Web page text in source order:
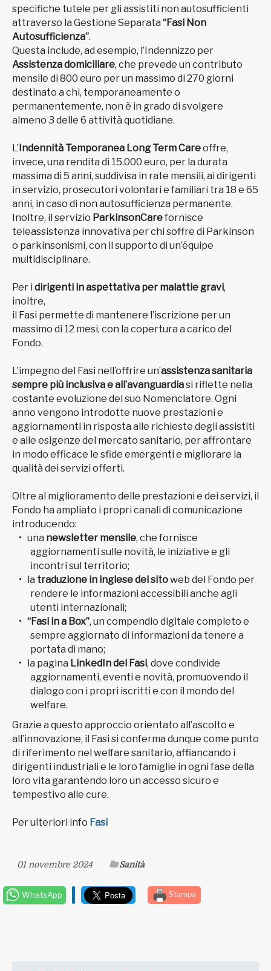
specifiche tutele per gli assistiti non autosufficienti
attraverso la Gestione Separata “Fasi Non
Autosufficienza”.
Questa include, ad esempio, l’Indennizzo per
Assistenza domiciliare, che prevede un contributo
mensile di 800 euro per un massimo di 270 giorni
destinato a chi, temporaneamente o
permanentemente, non è in grado di svolgere
almeno 3 delle 6 attività quotidiane.
L’Indennità Temporanea Long Term Careoffre,
invece, una rendita di 15.000 euro, per la durata
massima di 5 anni, suddivisa in rate mensili, ai dirigenti
in servizio, prosecutori volontari e familiari tra 18 e 65
anni, in caso di non autosufficienza permanente.
Inoltre, il servizio ParkinsonCarefornisce
teleassistenza innovativa per chi soffre di Parkinson
o parkinsonismi, con il supporto di un’équipe
multidisciplinare.
Per i dirigenti in aspettativa per malattie gravi,
inoltre,
il Fasi permette di mantenere l’iscrizione per un
massimo di 12 mesi, con la copertura a carico del
Fondo.
L’impegno del Fasi nell’offrire un’assistenza sanitaria
sempre più inclusiva e all’avanguardiasi riflette nella
costante evoluzione del suo Nomenclatore. Ogni
anno vengono introdotte nuove prestazioni e
aggiornamenti in risposta alle richieste degli assistiti
e alle esigenze del mercato sanitario, per affrontare
in modo efficace le sfide emergenti e migliorare la
qualità dei servizi offerti.
Oltre al miglioramento delle prestazioni e dei servizi, il
Fondo ha ampliato i propri canali di comunicazione
introducendo:
una newsletter mensile, che fornisce
aggiornamenti sulle novità, le iniziative e gli
incontri sul territorio;
la traduzione in inglese del sitoweb del Fondo per
rendere le informazioni accessibili anche agli
utenti internazionali;
“Fasi in a Box”, un compendio digitale completo e
sempre aggiornato di informazioni da tenere a
portata di mano;
la pagina LinkedIn del Fasi, dove condivide
aggiornamenti, eventi e novità, promuovendo il
dialogo con i propri iscritti e con il mondo del
welfare.
Grazie a questo approccio orientato all’ascolto e
all’innovazione, il Fasi si conferma dunque come punto
di riferimento nel welfare sanitario, affiancando i
dirigenti industriali e le loro famiglie in ogni fase della
loro vita garantendo loro un accesso sicuro e
tempestivo alle cure.
Per ulteriori info Fasi
01 novembre 2024 Sanità
WhatsApp Stampa